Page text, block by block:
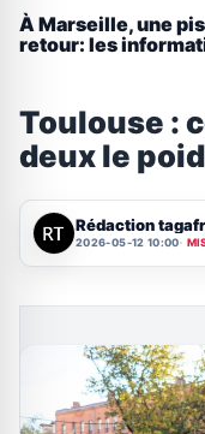
À Marseille, une
retour: les
Toulouse :
deux le
Rédaction
2026-05-12 10:00